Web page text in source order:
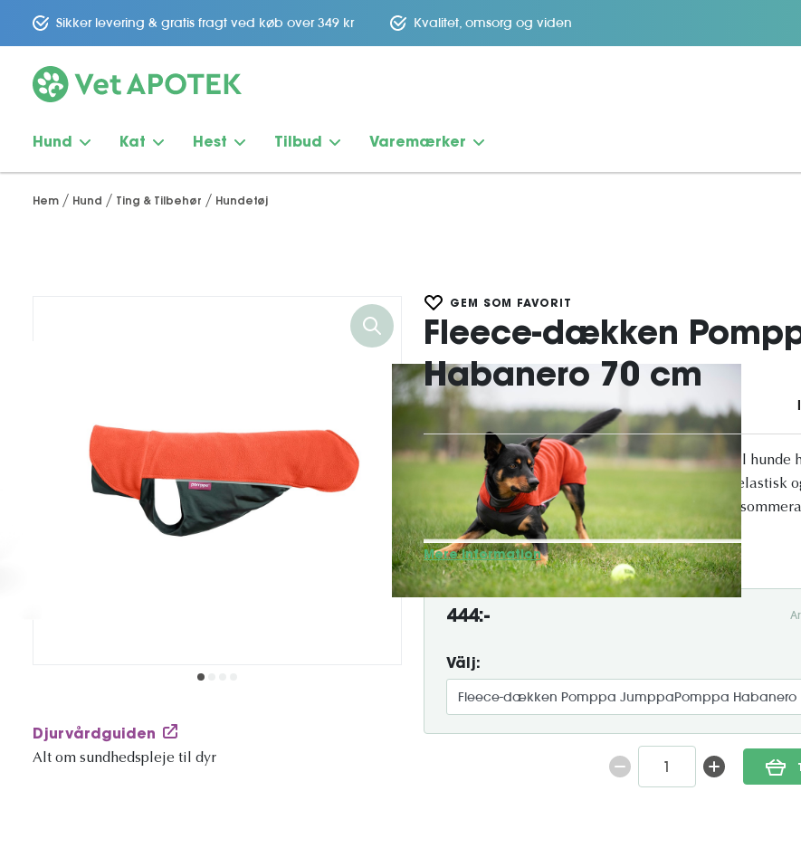
Sikker levering & gratis fragt ved køb over 349 kr Kvalitet, omsorg og viden
Hund Kat Hest Tilbud Varemærker
Hem Hund Ting & Tilbehør Hundetøj
Djurvårdguiden
Alt om sundhedspleje til dyr
GEM SOM FAVORIT
Fleece-dækken
Habanero 70 cm
JumppaPomppa – Varm og fleksibel fleecetrøje til hunde
en af ​​vores mest elskede hundetrøjer – en blød, elastisk
velegnet til kølige efterårsdage som til køligere
design er den nem at tage på, behagel...
Mere information
444:-
Välj: